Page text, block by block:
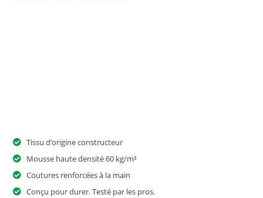
Tissu d’origine constructeur
Mousse haute densité 60 kg/m³
Coutures renforcées à la main
Conçu pour durer. Testé par les pros.